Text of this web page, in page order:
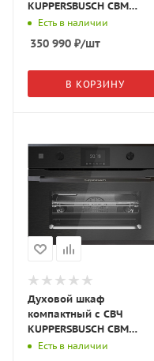
KUPPERSBUSCH CBM
6550.0 S2 чёрное
стекло/Black Chrome
Есть в наличии
350 990 ₽/шт
В КОРЗИНУ
Духовой шкаф
компактный с СВЧ
KUPPERSBUSCH CBM
6350.0 GPH 2 графитовое
Есть в наличии